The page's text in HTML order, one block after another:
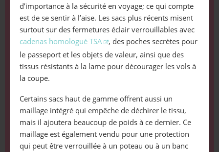
d’importance à la sécurité en voyage; ce qui compte
est de se sentir à l’aise. Les sacs plus récents misent
surtout sur des fermetures éclair verrouillables avec
cadenas homologué TSA
, des poches secrètes pour
le passeport et les objets de valeur, ainsi que des
tissus résistants à la lame pour décourager les vols à
la coupe.
Certains sacs haut de gamme offrent aussi un
maillage intégré qui empêche de déchirer le tissu,
mais il ajoutera beaucoup de poids à ce dernier. Ce
maillage est également vendu pour une protection
qui peut être verrouillée à un poteau ou à un banc